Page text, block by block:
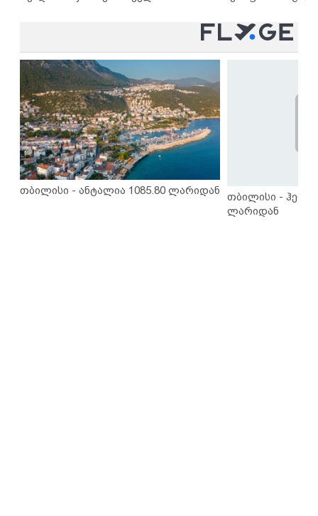
თბილისი - ანტალია 1085.80 ლარიდან
თბილისი -
ლარიდან